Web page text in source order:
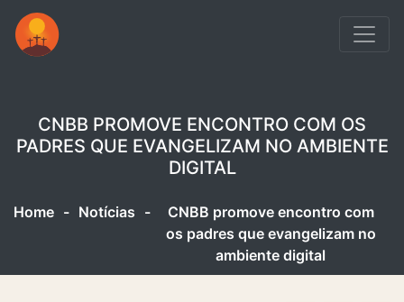
CNBB PROMOVE ENCONTRO COM OS
PADRES QUE EVANGELIZAM NO AMBIENTE
DIGITAL
Home - Notícias -
CNBB promove encontro com
os padres que evangelizam no
ambiente digital